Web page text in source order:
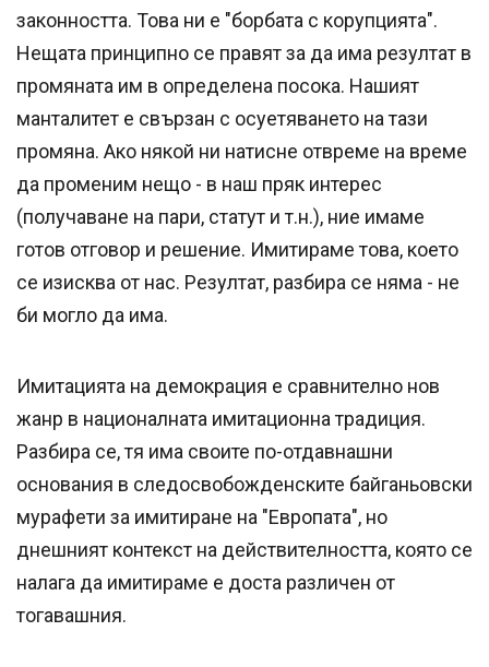
законността. Това ни е "борбата с корупцията".
Нещата принципно се правят за да има резултат в
промяната им в определена посока. Нашият
манталитет е свързан с осуетяването на тази
промяна. Ако някой ни натисне отвреме на време
да променим нещо - в наш пряк интерес
(получаване на пари, статут и т.н.), ние имаме
готов отговор и решение. Имитираме това, което
се изисква от нас. Резултат, разбира се няма - не
би могло да има.
Имитацията на демокрация е сравнително нов
жанр в националната имитационна традиция.
Разбира се, тя има своите по-отдавнашни
основания в следосвобожденските байганьовски
мурафети за имитиране на "Европата", но
днешният контекст на действителността, която се
налага да имитираме е доста различен от
тогавашния.